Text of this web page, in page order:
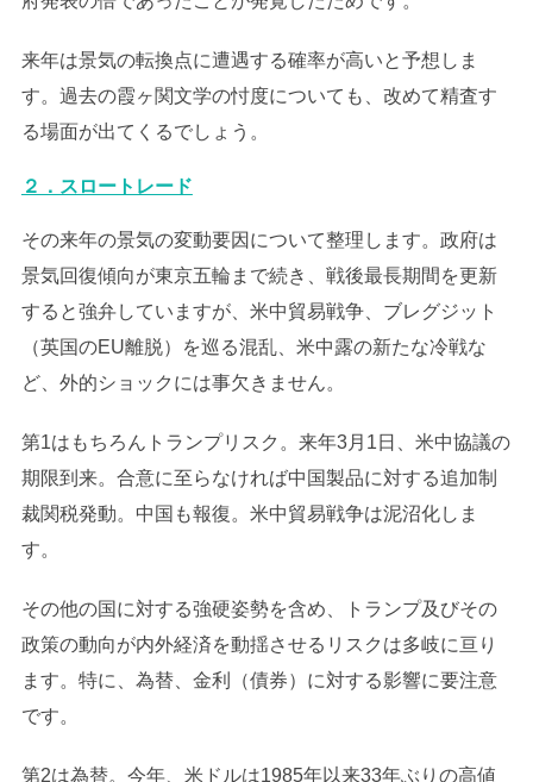
来年は景気の転換点に遭遇する確率が高いと予想しま
す。過去の霞ヶ関文学の忖度についても、改めて精査す
る場面が出てくるでしょう。
２．スロートレード
その来年の景気の変動要因について整理します。政府は
景気回復傾向が東京五輪まで続き、戦後最長期間を更新
すると強弁していますが、米中貿易戦争、ブレグジット
（英国のEU離脱）を巡る混乱、米中露の新たな冷戦な
ど、外的ショックには事欠きません。
第1はもちろんトランプリスク。来年3月1日、米中協議の
期限到来。合意に至らなければ中国製品に対する追加制
裁関税発動。中国も報復。米中貿易戦争は泥沼化しま
す。
その他の国に対する強硬姿勢を含め、トランプ及びその
政策の動向が内外経済を動揺させるリスクは多岐に亘り
ます。特に、為替、金利（債券）に対する影響に要注意
です。
第2は為替。今年、米ドルは1985年以来33年ぶりの高値